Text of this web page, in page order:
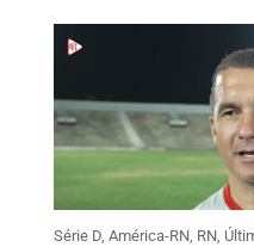
Série D, América-RN, RN,